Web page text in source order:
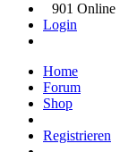
901 Online
Login
Home
Forum
Shop
Registrieren